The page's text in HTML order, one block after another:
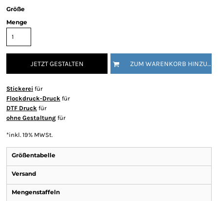
Größe
Menge
JETZT GESTALTEN ZUM WARENKORB HINZUFÜGEN
Stickerei für
Flockdruck-Druck für
DTF Druck für
ohne Gestaltung für
*inkl. 19% MWSt.
Größentabelle
Versand
Mengenstaffeln